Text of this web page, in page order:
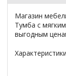
Магазин
Тумба с
выгодным